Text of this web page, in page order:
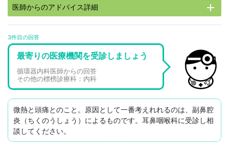
医師からのアドバイス詳細 add
3件目の回答
最寄りの医療機関を受診しましょう
循環器内科医師からの回答
その他の標榜診療科：内科
微熱と頭痛とのこと。原因として一番考えれれるのは、副鼻腔
炎（ちくのうしょう）によるものです。耳鼻咽喉科に受診し相
談してください。